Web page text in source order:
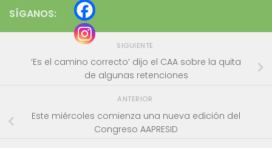
SÍGANOS:
SIGUIENTE
‘Es el camino correcto’ dijo el CAA sobre la quita
de algunas retenciones
ANTERIOR
Este miércoles comienza una nueva edición del
Congreso AAPRESID